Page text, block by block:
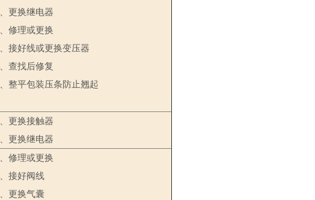
、更换继电器
、修理或更换
、接好线或更换变压器
、查找后修复
、整平包装压条防止翘起
、更换接触器
、更换继电器
、修理或更换
、接好阀线
、更换气囊